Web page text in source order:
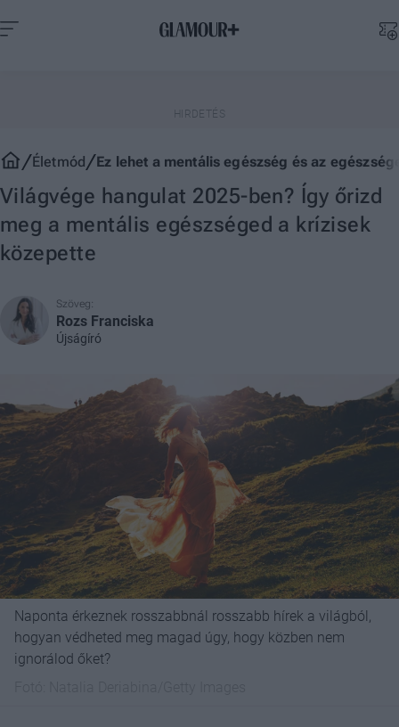
Életmód Ez lehet a mentális egészség és az
Világvége hangulat 2025-ben? Így őrizd
meg a mentális egészséged a krízisek
közepette
Szöveg:
Rozs Franciska
Újságíró
Naponta érkeznek rosszabbnál rosszabb hírek a világból,
hogyan védheted meg magad úgy, hogy közben nem
ignorálod őket?